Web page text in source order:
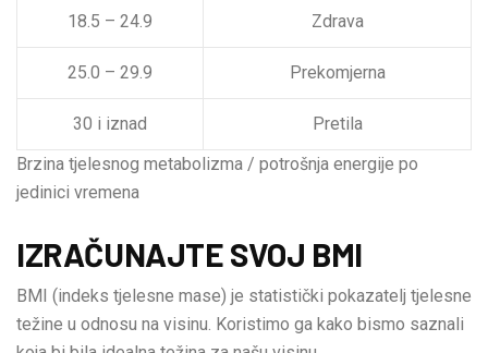
18.5 – 24.9 Zdrava
25.0 – 29.9 Prekomjerna
30 i iznad
Pretila
Brzina tjelesnog metabolizma / potrošnja energije po
jedinici vremena
IZRAČUNAJTE SVOJ BMI
BMI (indeks tjelesne mase) je statistički pokazatelj tjelesne
težine u odnosu na visinu. Koristimo ga kako bismo saznali